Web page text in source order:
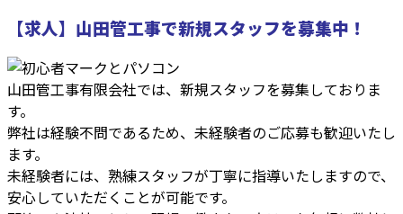
【求人】山田管工事で新規スタッフを募集中！
山田管工事有限会社では、新規スタッフを募集しておりま
す。
弊社は経験不問であるため、未経験者のご応募も歓迎いたし
ます。
未経験者には、熟練スタッフが丁寧に指導いたしますので、
安心していただくことが可能です。